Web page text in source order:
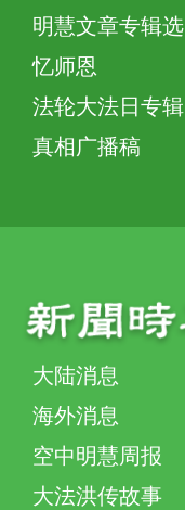
明慧文章专辑选
忆师恩
法轮大法日专辑
真相广播稿
大陆消息
海外消息
空中明慧周报
大法洪传故事